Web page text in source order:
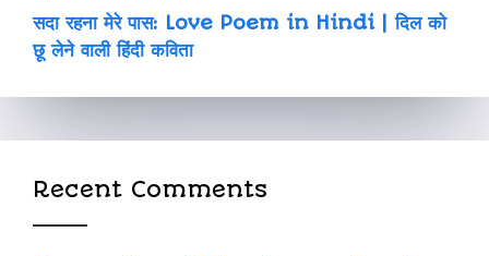
सदा रहना मेरे पास: Love Poem in Hindi | दिल को
छू लेने वाली हिंदी कविता
Recent Comments